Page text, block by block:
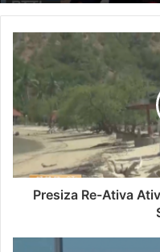
Presiza Re-Ativa